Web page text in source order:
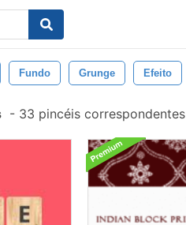
Fundo Grunge Efeito
- 33 pincéis correspondentes